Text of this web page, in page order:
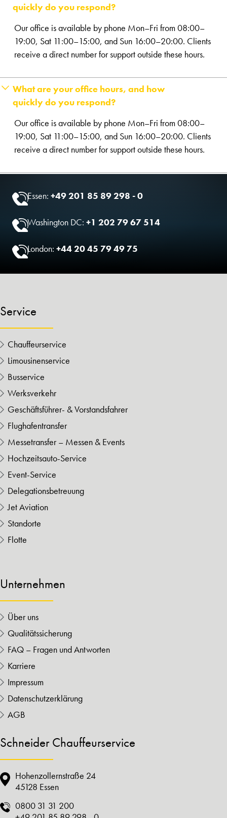
quickly do you respond?
Our office is available by phone Mon–Fri from 08:00–
19:00, Sat 11:00–15:00, and Sun 16:00–20:00. Clients
receive a direct number for support outside these hours.
What are your office hours, and how
quickly do you respond?
Our office is available by phone Mon–Fri from 08:00–
19:00, Sat 11:00–15:00, and Sun 16:00–20:00. Clients
receive a direct number for support outside these hours.
Essen:+49 201 85 89 298 - 0
Washington DC:+1 202 79 67 514
London:+44 20 45 79 49 75
Service
Chauffeurservice
Limousinenservice
Busservice
Werksverkehr
Geschäftsführer- & Vorstandsfahrer
Flughafentransfer
Messetransfer – Messen & Events
Hochzeitsauto-Service
Event-Service
Delegationsbetreuung
Jet Aviation
Standorte
Flotte
Unternehmen
Über uns
Qualitätssicherung
FAQ – Fragen und Antworten
Karriere
Impressum
Datenschutzerklärung
AGB
Schneider Chauffeurservice
Hohenzollernstraße 24
45128 Essen
0800 31 31 200